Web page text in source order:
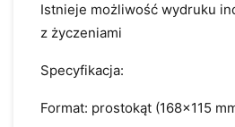
Istnieje możliwość wydruku
z życzeniami
Specyfikacja:
Format: prostokąt (168x115